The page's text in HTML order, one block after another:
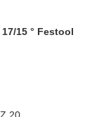
17/15 ° Festool
20.